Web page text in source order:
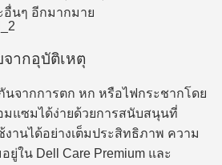
อื่นๆ อีกมากมาย
ากอุบัติเหตุ
นจากการตก หก หรือไฟกระชากโดย
มแซมได้ง่ายด้วยการสนับสนุนที่
านได้อย่างเต็มประสิทธิภาพ ความ
ยู่ใน Dell Care Premium และ